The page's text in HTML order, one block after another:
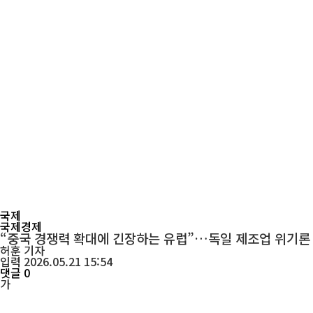
국제
국제경제
“중국 경쟁력 확대에 긴장하는 유럽”…독일 제조업 위기
허훈 기자
입력 2026.05.21 15:54
댓글 0
가